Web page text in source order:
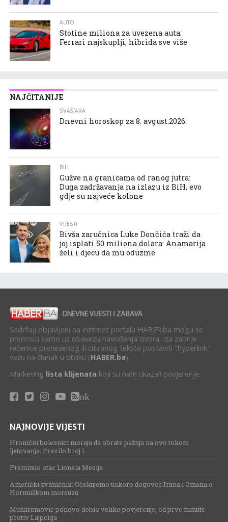
AUTO
Stotine miliona za uvezena auta:
Ferrari najskuplji, hibrida sve više
NAJČITANIJE
SVAŠTARA
Dnevni horoskop za 8. avgust.2026.
BIH
Gužve na granicama od ranog jutra:
Duga zadržavanja na izlazu iz BiH, evo
gdje su najveće kolone
VIJESTI
Bivša zaručnica Luke Dončića traži da
joj isplati 50 miliona dolara: Anamarija
želi i djecu da mu oduzme
Sadržaji objavljeni na internet portalu HABER.ba mogu se
prenositi samo uz obavezu navođenja izvora. Iza zadnje
rečenice prenesenog ili citiranog teksta postaviti "hyperlink"
vezu na članak u obliku (HABER.ba).
Marketing lista klijenata koji su nam ukazali povjerenje.
ok
NAJNOVIJE VIJESTI
Hronični bolesnici moraju da obrate pažnju na ovo tokom
ljetovanja: Pravilo broj 1.
Preminuo otac Lionela Mesija
Američki zvaničnik: Očekujemo uskoro dogovor Irana i Omana o
Hormuškom moreuzu
Muharemović ponovo dobio veliko povjerenje, od prve minute
protiv Lajpciga